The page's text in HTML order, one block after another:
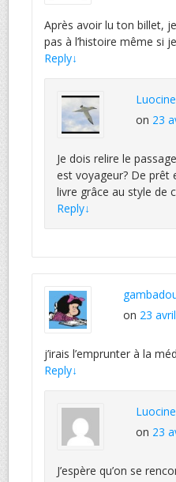
Après avoir lu ton billet,
pas à l’histoire même si
Reply↓
Luocine
on 23
Je dois relire le
est voyageur? De prêt
livre grâce au style de
Reply↓
on 23
j’irais l’emprunter à la
Reply↓
Luocine
on 23
J’espère qu’on se